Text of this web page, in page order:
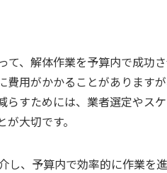
、解体作業を予算内で成功
用がかかることがあります
すためには、業者選定やス
大切です。
、予算内で効率的に作業を